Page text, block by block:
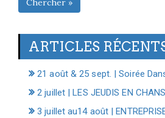
Chercher »
ARTICLES
21 août & 25 sept. | Soirée
2 juillet | LES JEUDIS EN
3 juillet au14 août |